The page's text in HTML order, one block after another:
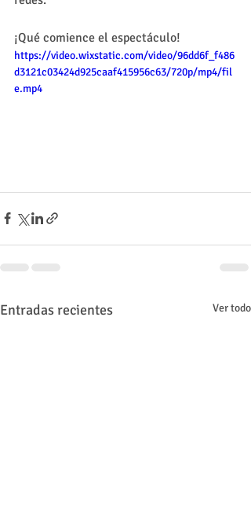
¡Qué comience el espectáculo!
https://video.wixstatic.com/video/96dd6f_f486
d3121c03424d925caaf415956c63/720p/mp4/fil
e.mp4
Entradas recientes Ver todo